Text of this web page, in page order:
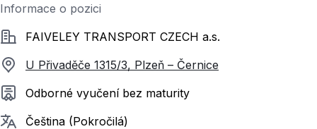
Informace o pozici
SpolečnostFAIVELEY TRANSPORT CZECH a.s.
U Přivaděče 1315/3, Plzeň – Černice
Požadované vzdělání
Odborné vyučení bez maturity
Požadované jazyky
Čeština (Pokročilá)